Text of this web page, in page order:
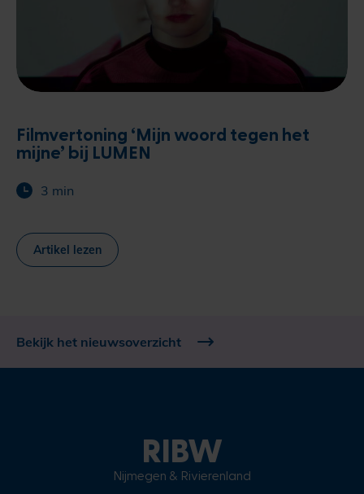
Filmvertoning ‘Mijn woord tegen het
mijne’ bij LUMEN
3 min
Artikel lezen
Bekijk het nieuwsoverzicht
RIBW
Nijmegen & Rivierenland